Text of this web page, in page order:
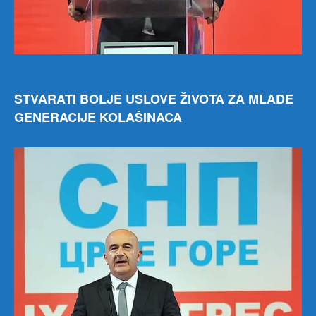
STVARATI BOLJE USLOVE ŽIVOTA ZA MLADE
GENERACIJE KOLAŠINACA